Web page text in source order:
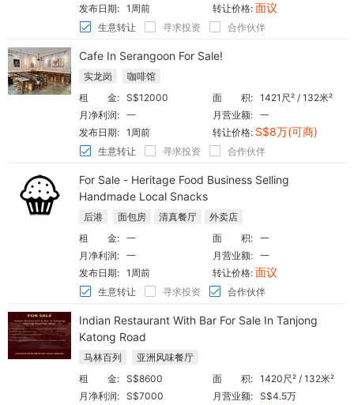
转让价格: 面议
发布日期: 1周前
生意转让
寻求投资 合作伙伴
Cafe In Serangoon For Sale!
实龙岗
咖啡馆
面 积: 1421尺² / 132米²
租 金: S$12000
月营业额: 一
月净利润: 一
转让价格: S$8万(可商)
发布日期: 1周前
生意转让
寻求投资 合作伙伴
For Sale - Heritage Food Business Selling
Handmade Local Snacks
后港 面包房 清真餐厅
外卖店
面 积: 一
租 金: 一
月营业额: 一
月净利润: 一
转让价格: 面议
发布日期: 1周前
生意转让
寻求投资 合作伙伴
Indian Restaurant With Bar For Sale In Tanjong
Katong Road
马林百列
亚洲风味餐厅
面 积: 1420尺² / 132米²
租 金: S$8600
月营业额: S$4.5万
月净利润: S$7000